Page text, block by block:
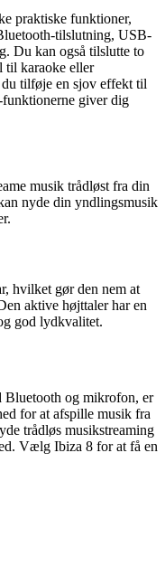
praktiske funktioner,
tilslutning, USB-
Du kan også tilslutte to
til karaoke eller
tilføje en sjov effekt til
funktionerne giver dig
musik trådløst fra din
nyde din yndlingsmusik
hvilket gør den nem at
aktive højttaler har en
god lydkvalitet.
Bluetooth og mikrofon, er
for at afspille musik fra
trådløs musikstreaming
Vælg Ibiza 8 for at få en